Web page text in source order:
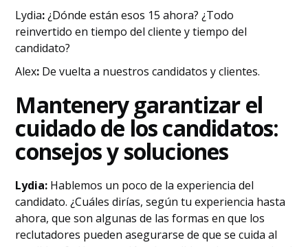
‍Lydia:¿Dónde están esos 15 ahora? ¿Todo
reinvertido en tiempo del cliente y tiempo del
candidato?
‍Alex: De vuelta a nuestros candidatos y clientes.
‍Mantenery garantizar el
cuidado de los candidatos:
consejos y soluciones
Lydia: Hablemos un poco de la experiencia del
candidato. ¿Cuáles dirías, según tu experiencia hasta
ahora, que son algunas de las formas en que los
reclutadores pueden asegurarse de que se cuida al